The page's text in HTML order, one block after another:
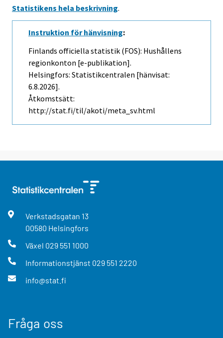
Statistikens hela beskrivning.
Instruktion för hänvisning:
Finlands officiella statistik (FOS): Hushållens
regionkonton [e-publikation].
Helsingfors: Statistikcentralen [hänvisat:
6.8.2026].
Åtkomstsätt:
http://stat.fi/til/akoti/meta_sv.html
Verkstadsgatan 13
00580 Helsingfors
Växel 029 551 1000
Informationstjänst 029 551 2220
info@stat.fi
Fråga oss